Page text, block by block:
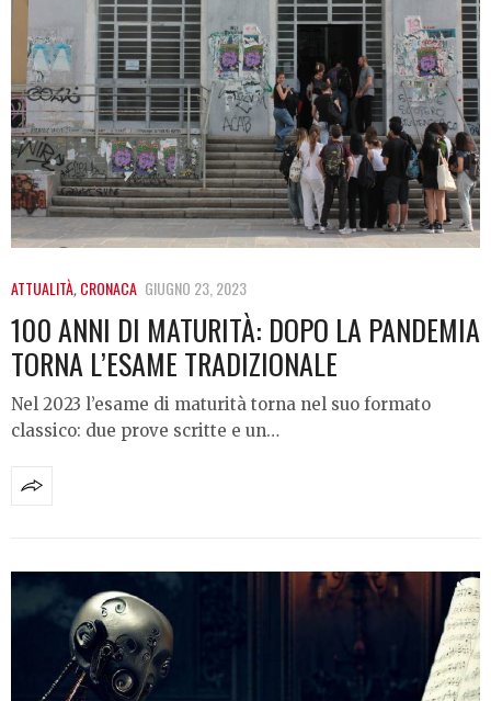
ATTUALITÀ,CRONACA GIUGNO 23, 2023
100 ANNI DI MATURITÀ: DOPO LA PANDEMIA
TORNA L’ESAME TRADIZIONALE
Nel 2023 l’esame di maturità torna nel suo formato
classico: due prove scritte e un…